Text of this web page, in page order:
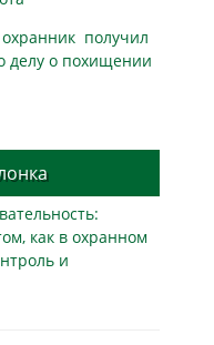
получил
делу о похищении
как в охранном
и